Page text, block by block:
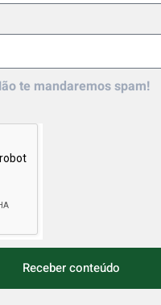
te mandaremos spam!
Receber conteúdo